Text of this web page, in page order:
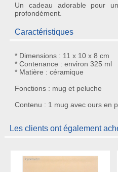
Un cadeau adorable pour
profondément.
Caractéristiques
* Dimensions : 11 x 10 x 8 cm
* Contenance : environ 325 ml
* Matière : céramique
Fonctions : mug et peluche
Contenu : 1 mug avec ours en
Les clients ont également